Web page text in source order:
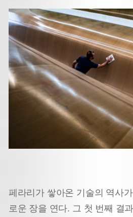
페라리가 쌓아온 기술의 역사
로운 장을 연다. 그 첫 번째 결